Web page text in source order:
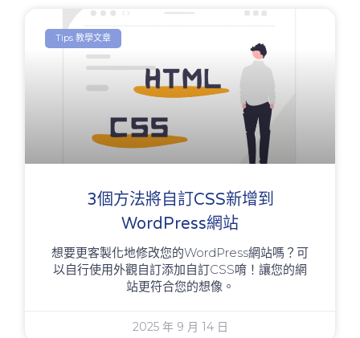
Tips 教學文章
3個方法將自訂CSS新增到
WordPress網站
想要更客製化地修改您的WordPress網站嗎？可
以自行使用外觀自訂添加自訂CSS唷！讓您的網
站更符合您的想像。
2025 年 9 月 14 日